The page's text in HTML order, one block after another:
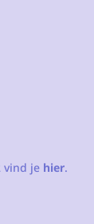
vind je hier.